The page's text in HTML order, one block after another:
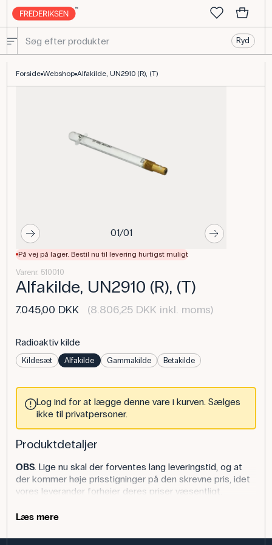
Ryd
Forside Webshop Alfakilde, UN2910 (R), (T)
01/01
På vej på lager. Bestil nu til levering hurtigst muligt
Varenr. 510010
Alfakilde, UN2910 (R), (T)
7.045,00 DKK (8.806,25 DKK inkl. moms)
Radioaktiv kilde
Kildesæt Alfakilde Gammakilde Betakilde
Log ind for at lægge denne vare i kurven. Sælges
ikke til privatpersoner.
Produktdetaljer
OBS. Lige nu skal der forventes lang leveringstid, og at
der kommer høje prisstigninger på den skrevne pris, idet
vores leverandør forhøjer deres priser væsentligt.
Radioaktiv alfakilde monteret i godkendt holder med
Læs mere